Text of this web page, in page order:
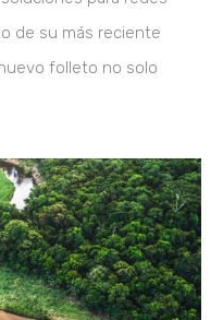
de su más reciente
folleto no solo